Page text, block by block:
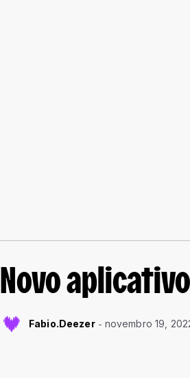
Novo
Fabio.Deezer novembro 19,